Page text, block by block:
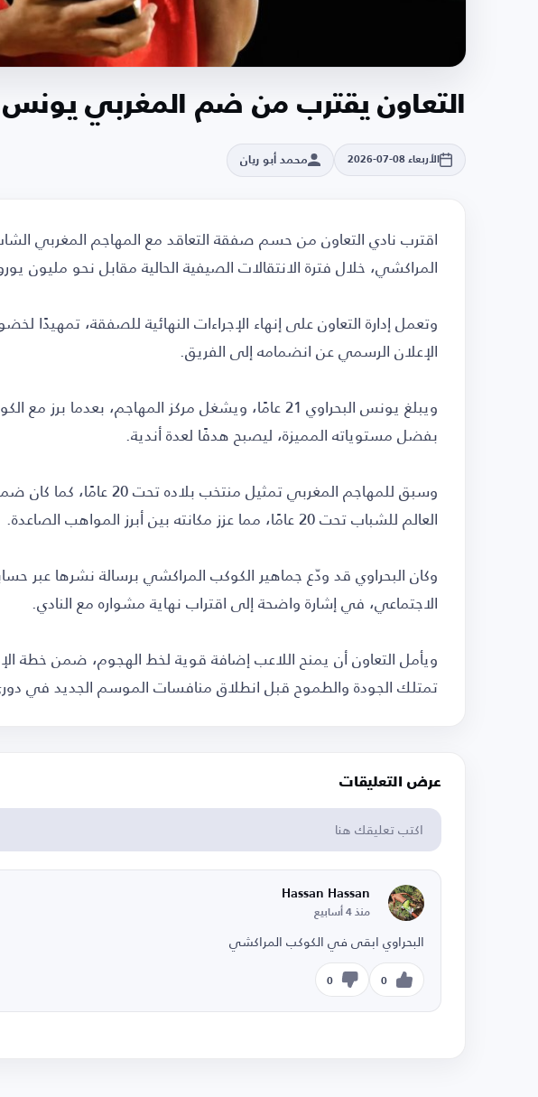
التعاون يقترب من ضم المغربي يونس
الأربعاء 08-07-2026 محمد أبو ريان
اقترب نادي التعاون من حسم صفقة التعاقد مع المهاجم المغربي
المراكشي، خلال فترة الانتقالات الصيفية الحالية مقابل نحو مليون
وتعمل إدارة التعاون على إنهاء الإجراءات النهائية للصفقة، تمهيدًا
الإعلان الرسمي عن انضمامه إلى الفريق.
ويبلغ يونس البحراوي 21 عامًا، ويشغل مركز المهاجم، بعدما
بفضل مستوياته المميزة، ليصبح هدفًا لعدة أندية.
وسبق للمهاجم المغربي تمثيل
العالم للشباب تحت 20 عامًا، مما عزز مكانته بين أبرز المواهب الصاعدة.
وكان البحراوي قد ودّع جماهير الكوكب المراكشي برسالة نشرها عبر
الاجتماعي، في إشارة واضحة إلى اقتراب نهاية مشواره مع النادي.
ويأمل التعاون أن يمنح اللاعب إضافة قوية لخط الهجوم، ضمن خطة
تمتلك الجودة والطموح قبل انطلاق منافسات الموسم الجديد في
عرض التعليقات
Hassan Hassan
منذ 4 أسابيع
البحراوي ابقى في الكوكب المراكشي
0
0